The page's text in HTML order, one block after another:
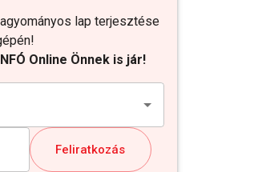
lap terjesztése
Online Önnek is jár!
Feliratkozás